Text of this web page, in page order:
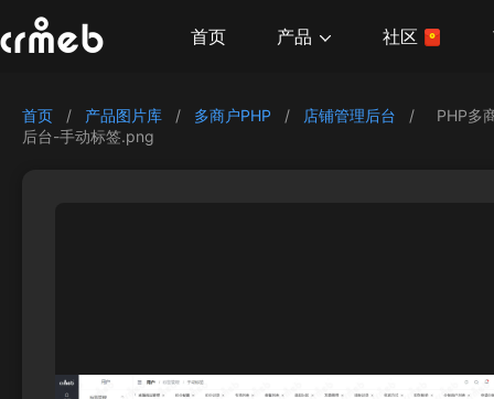
首页 产品 社区
首页 / 产品图片库 / 多商户PHP / 店铺管理后台 /
PHP多
后台-手动标签.png